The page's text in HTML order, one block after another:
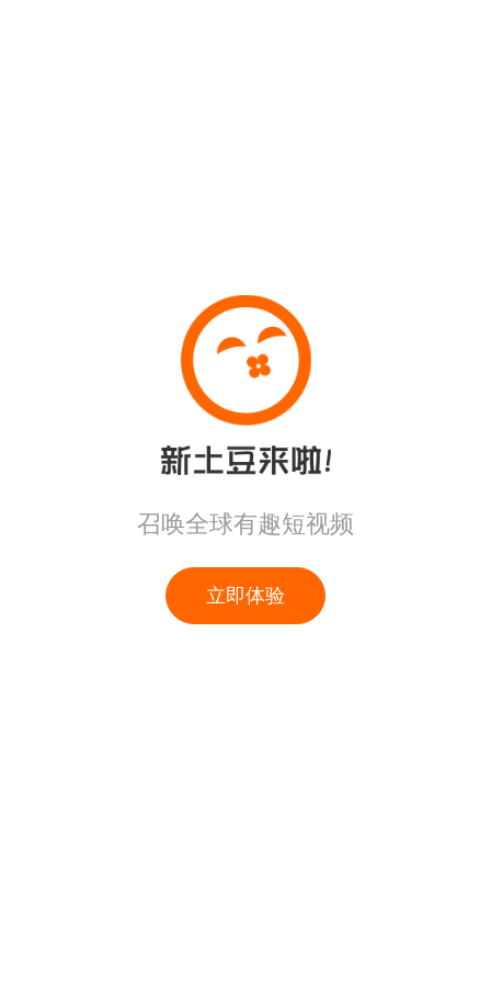
召唤全球有趣短视频
立即体验